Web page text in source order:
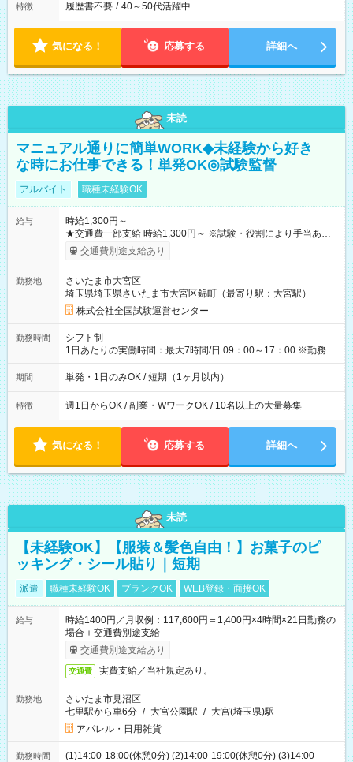
特徴 履歴書不要 / 40～50代活躍中
気になる！ 応募する 詳細へ
未読
マニュアル通りに簡単WORK◆未経験から好き
な時にお仕事できる！単発OK◎試験監督
アルバイト 職種未経験OK
給与
時給1,300円～
★交通費一部支給 時給1,300円～ ※試験・役割により手当あり
※勤務回数により昇給あり 【即給（前払い）オプションあ
り！】 希望される場合、勤務から1週間ほどで給与の一部を受け
例】 ・河合塾模擬試験 8:30～17:30（休憩1時間） 時給1,300円
×8時間＝日収10,400円＋交通費 ※当日の役割により時給＋100
円の場合あり ・国家試験 7:00～13:30（休憩なし） 時給1,300
円（役割手当＋100円）×6時間＝日収8,400円＋交通費 【試用期
間】試用期間なし
交通費別途支給あり
勤務地
さいたま市大宮区
埼玉県埼玉県さいたま市大宮区錦町（最寄り駅：大宮駅）
株式会社全国試験運営センター
勤務時間
シフト制
1日あたりの実働時間：最大7時間/日 09：00～17：00 ※勤務時
間は 試験により異なります。
期間 単発・1日のみOK / 短期（1ヶ月以内）
特徴 週1日からOK / 副業・WワークOK / 10名以上の大量募集
気になる！ 応募する 詳細へ
未読
【未経験OK】【服装＆髪色自由！】お菓子のピ
ッキング・シール貼り｜短期
派遣 職種未経験OK ブランクOK WEB登録・面接OK
給与
時給1400円／月収例：117,600円＝1,400円×4時間×21日勤務の
場合＋交通費別途支給
交通費別途支給あり
交通費 実費支給／当社規定あり。
勤務地
さいたま市見沼区
七里駅から車6分 / 大宮公園駅 / 大宮(埼玉県)駅
アパレル・日用雑貨
勤務時間
(1)14:00-18:00(休憩0分) (2)14:00-19:00(休憩0分) (3)14:00-